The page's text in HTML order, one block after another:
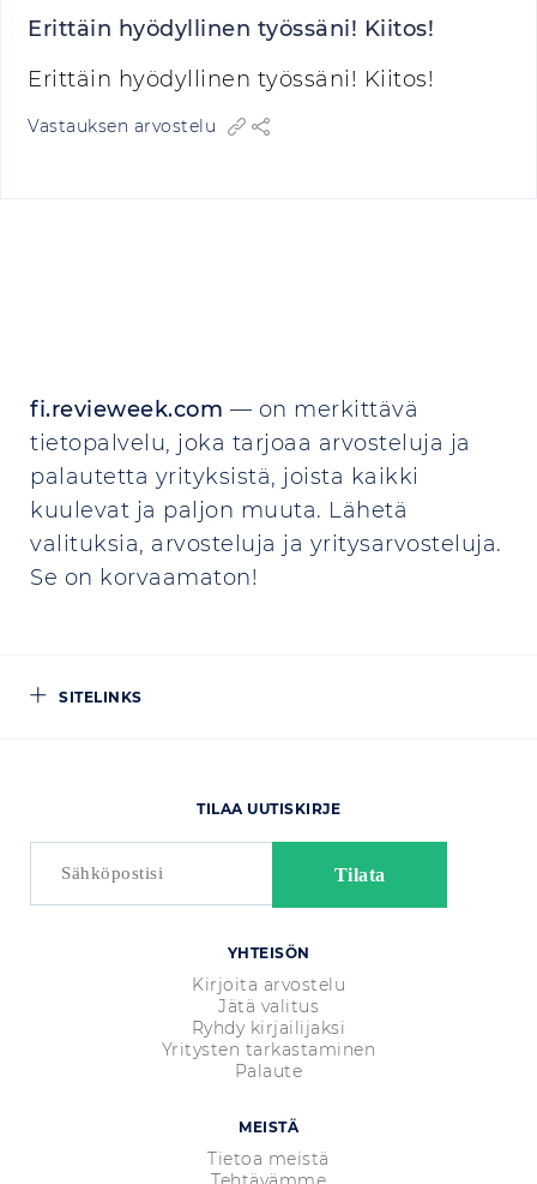
Erittäin hyödyllinen työssäni! Kiitos!
Erittäin hyödyllinen työssäni! Kiitos!
Vastauksen arvostelu
fi.revieweek.com — on merkittävä
tietopalvelu, joka tarjoaa arvosteluja ja
palautetta yrityksistä, joista kaikki
kuulevat ja paljon muuta. Lähetä
valituksia, arvosteluja ja yritysarvosteluja.
Se on korvaamaton!
SITELINKS
YHTEISÖN
Kirjoita arvostelu
Jätä valitus
Ryhdy kirjailijaksi
Yritysten tarkastaminen
Palaute
MEISTÄ
Tietoa meistä
TILAA UUTISKIRJE